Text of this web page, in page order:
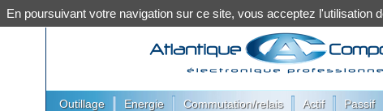
Outillage Energie Commutation/relais Actif Passif
En poursuivant votre navigation sur ce site, vous acceptez